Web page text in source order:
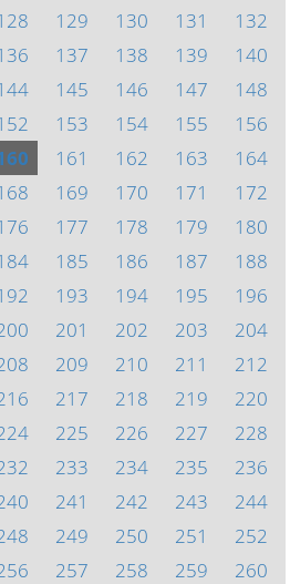
129 130 131
132
137 138 139
140
145 146 147
148
153 154 155
156
161 162 163
164
169 170 171
172
177 178 179
180
185 186 187
188
193 194 195
196
201 202 203
204
209 210 211
212
217 218 219
220
225 226 227
228
233 234 235
236
241 242 243
244
249 250 251
252
257 258 259
260